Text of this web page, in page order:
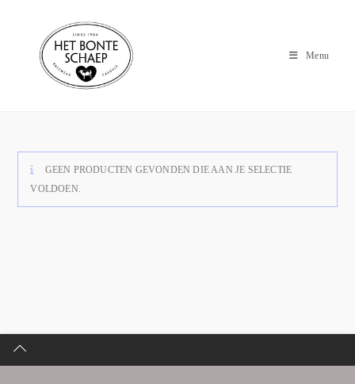
Menu
GEEN PRODUCTEN GEVONDEN DIE AAN JE SELECTIE
VOLDOEN.